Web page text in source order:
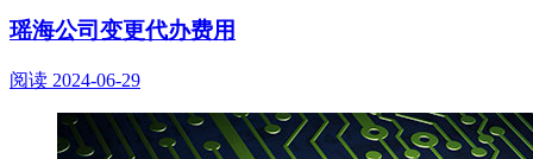
瑶海公司变更代办费用
阅读 2024-06-29